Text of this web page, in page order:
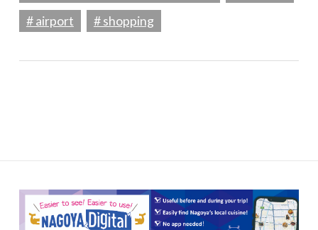
# airport
# shopping